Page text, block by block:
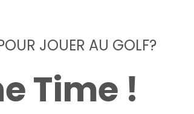
JOUER AU GOLF?
Time !